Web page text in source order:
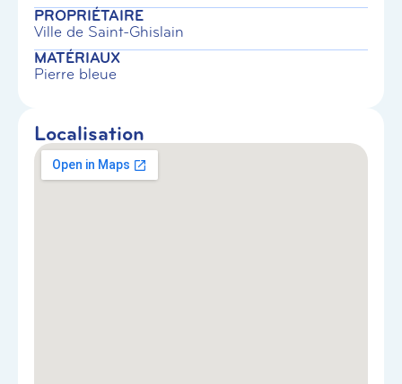
PROPRIÉTAIRE
Ville de Saint-Ghislain
MATÉRIAUX
Pierre bleue
Localisation